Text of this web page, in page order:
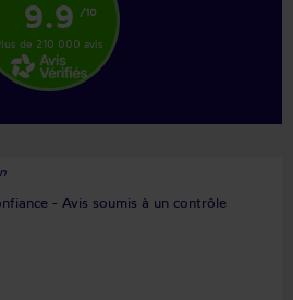
9.9 /10
de 210 000 avis
- Avis soumis à un contrôle